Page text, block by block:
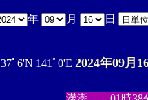
年 月 日
37ﾟ6'N 141ﾟ0'E 2024年09月